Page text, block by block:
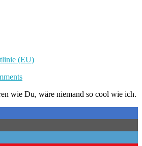
(EU)
wie Du, wäre niemand so cool wie ich.